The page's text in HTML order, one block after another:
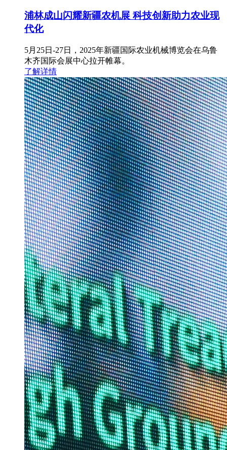
浦林成山闪耀新疆农机展 科技创新助力农业现
代化
5月25日-27日，2025年新疆国际农业机械博览会在乌鲁
木齐国际会展中心拉开帷幕。
了解详情